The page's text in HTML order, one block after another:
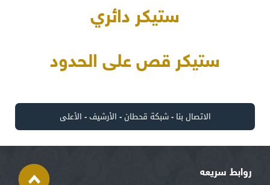
ستيكر دائري
ستيكر قص على الحدود
الاتصال بنا -شبكة قحطان- الأرشيف- الأعلى
روابط سريعه